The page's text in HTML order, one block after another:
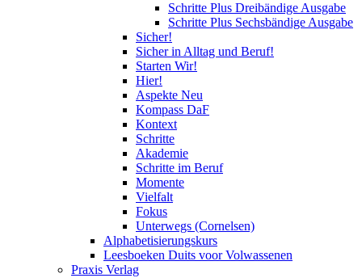
Schritte Plus Dreibändige Ausgabe
Schritte Plus Sechsbändige Ausgabe
Sicher!
Sicher in Alltag und Beruf!
Starten Wir!
Hier!
Aspekte Neu
Kompass DaF
Kontext
Schritte
Akademie
Schritte im Beruf
Momente
Vielfalt
Fokus
Unterwegs (Cornelsen)
Alphabetisierungskurs
Leesboeken Duits voor Volwassenen
Praxis Verlag